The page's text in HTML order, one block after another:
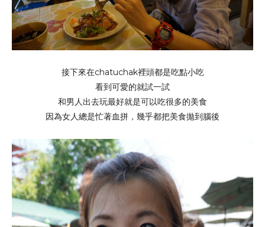
接下來在chatuchak裡頭都是吃點小吃
看到可愛的就試一試
和男人出去玩最好就是可以吃很多的美食
因為女人總是忙著血拼，幾乎都把美食拋到腦後